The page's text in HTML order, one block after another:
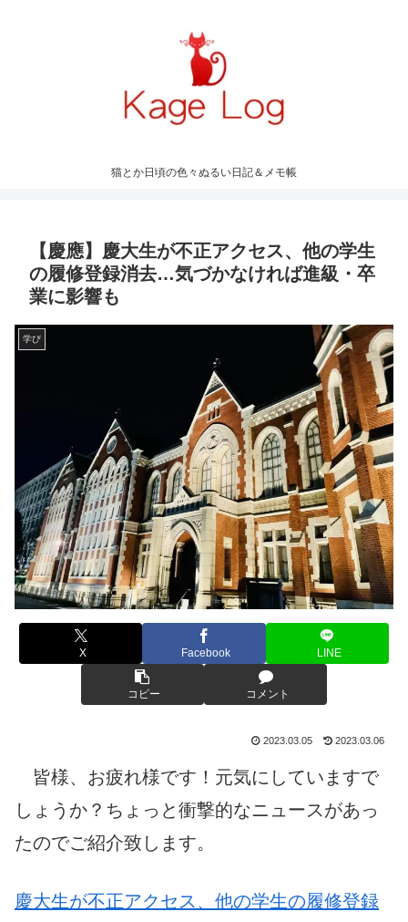
猫とか日頃の色々ぬるい日記＆メモ帳
【慶應】慶大生が不正アクセス、他の学生
の履修登録消去…気づかなければ進級・卒
業に影響も
学び
X Facebook LINE
コピー コメント
2023.03.05 2023.03.06
皆様、お疲れ様です！元気にしていますで
しょうか？ちょっと衝撃的なニュースがあっ
たのでご紹介致します。
慶大生が不正アクセス、他の学生の履修登録